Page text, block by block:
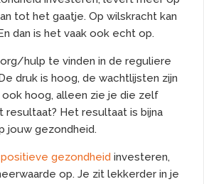
tot het gaatje. Op wilskracht kan
dan is het vaak ook echt op.
hulp te vinden in de reguliere
druk is hoog, de wachtlijsten zijn
ook hoog, alleen zie je die zelf
resultaat? Het resultaat is bijna
jouw gezondheid.
positieve gezondheid investeren,
op. Je zit lekkerder in je